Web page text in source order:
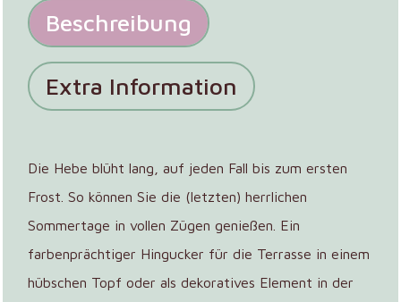
Beschreibung
Extra Information
Die Hebe blüht lang, auf jeden Fall bis zum ersten
Frost. So können Sie die (letzten) herrlichen
Sommertage in vollen Zügen genießen. Ein
farbenprächtiger Hingucker für die Terrasse in einem
hübschen Topf oder als dekoratives Element in der